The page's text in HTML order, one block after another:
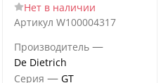
Нет в наличии
Артикул W100004317
Производитель —
De Dietrich
Серия — GT